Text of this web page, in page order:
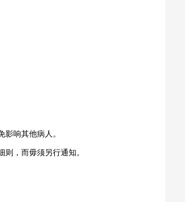
响其他病人。
，而毋须另行通知。